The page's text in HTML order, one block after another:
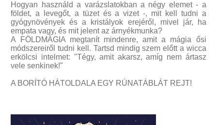
Hogyan használd a varázslatokban a négy elemet - a
földet, a levegőt, a tüzet és a vizet -, mit kell tudni a
gyógynövények és a kristályok erejéről, mivel jár, ha
empata vagy, és mit jelent az árnyékmunka?
A FÖLDMÁGIA megtanít mindenre, amit a mágia ősi
módszereiről tudni kell. Tartsd mindig szem előtt a wicca
erkölcsi intelmet: "Tégy, amit akarsz, amíg nem ártasz
vele senkinek!"
A BORÍTÓ HÁTOLDALA EGY RÚNATÁBLÁT REJT!